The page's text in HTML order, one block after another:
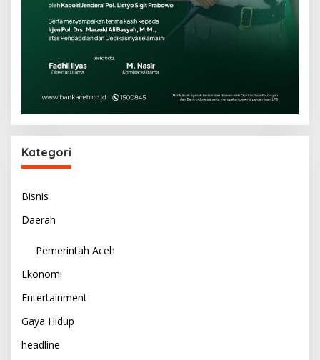
Kategori
Bisnis
Daerah
Pemerintah Aceh
Ekonomi
Entertainment
Gaya Hidup
headline